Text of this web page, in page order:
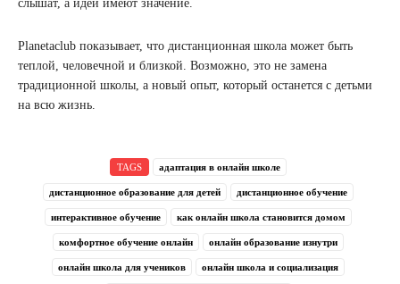
слышат, а идеи имеют значение.
Planetaclub показывает, что дистанционная школа может быть
теплой, человечной и близкой. Возможно, это не замена
традиционной школы, а новый опыт, который останется с детьми
на всю жизнь.
TAGS адаптация в онлайн школе
дистанционное образование для детей дистанционное обучение
интерактивное обучение как онлайн школа становится домом
комфортное обучение онлайн онлайн образование изнутри
онлайн школа для учеников онлайн школа и социализация